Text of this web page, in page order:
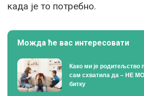
када је то потребно.
Можда ће вас интересовати
Како ми је родитељство
сам схватила да – НЕ
битку